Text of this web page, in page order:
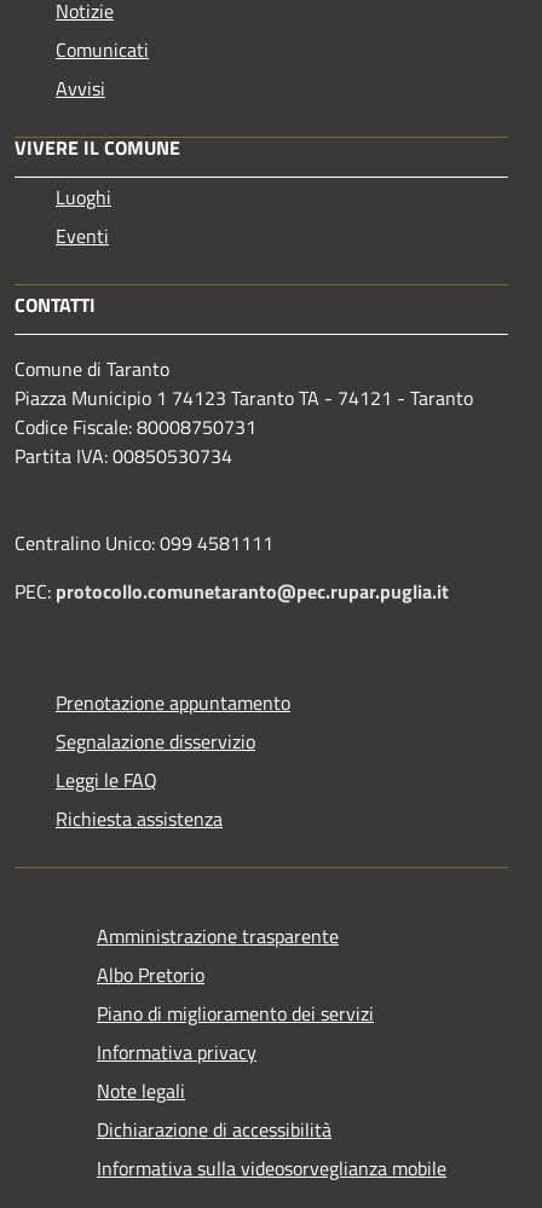
Notizie
Comunicati
Avvisi
VIVERE IL COMUNE
Luoghi
Eventi
CONTATTI
Comune di Taranto
Piazza Municipio 1 74123 Taranto TA - 74121 - Taranto
Codice Fiscale: 80008750731
Partita IVA: 00850530734
Centralino Unico: 099 4581111
PEC: protocollo.comunetaranto@pec.rupar.puglia.it
Prenotazione appuntamento
Segnalazione disservizio
Leggi le FAQ
Richiesta assistenza
Amministrazione trasparente
Albo Pretorio
Piano di miglioramento dei servizi
Informativa privacy
Note legali
Dichiarazione di accessibilità
Informativa sulla videosorveglianza mobile